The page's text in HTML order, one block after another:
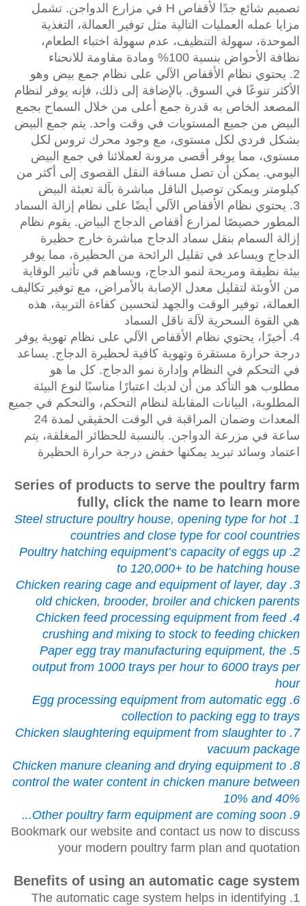
تصميم شائع جدًا لأقفاص H في مزارع الدواجن. تشمل
مزايا عمله العمليات التالية مثل توفير العمالة، التغذية
الموحدة، سهولة التنظيف، عدم سهولة اختباء الطعام،
نظافة الأحواض بنسبة 100% ومادة مقاومة للانحناء
2. يحتوي نظام الأقفاص الآلي على نظام جمع بيض وهو
الأكثر تنوعًا في السوق. بالإضافة إلى ذلك، فإنه يوفر لنظام
المصعد الخاص به قدرة جمع أعلى من خلال السماح بجمع
البيض من جميع المستويات في وقت واحد. يتم جمع البيض
بشكل فردي لكل مستوى، مع وجود محرك تروس لكل
مستوى، مما يوفر أقصى مرونة لعملائنا في جمع البيض
اليومي. يمكن أن تصل مسافة النقل القصوى إلى أكثر من
كيلومتر ويمكن توصيل الناقل مباشرة بآلة تعبئة البيض
3. يحتوي نظام الأقفاص الآلي أيضًا على نظام إزالة السماد
المطور خصيصًا لمزارع أقفاص الدجاج البياض. يقوم نظام
إزالة السمام بنقل سماد الدجاج مباشرة خارج حظيرة
الدجاج ويساعد في تقليل الرائحة من الحظيرة، مما يوفر
بيئة نظيفة ومريحة لنمو الدجاج، ويساهم في تأثير الوقاية
من الأوبئة لتقليل معدل الإصابة بالأمراض، مع توفير تكاليف
العمالة، توفير الوقت والجهد لتحسين كفاءة التربية، هذه
هي القوة السحرية لآلة ناقل السماد
4. أخيرًا، يحتوي نظام الأقفاص الآلي على نظام تهوية يوفر
درجة حرارة مستقرة وتهوية كافية لحظيرة الدجاج. يساعد
في التحكم في النظام وإدارة نمو الدجاج. كل ما هو
مطلوب هو التأكد من أن لديك اعتبارًا مناسبًا لنوع البيئة
المطلوبة، البيانات المقابلة لنظام التحكم، والتحكم في جميع
المعدات وضمان المراقبة في الوقت الحقيقي لمدة 24
ساعة في مزرعة الدواجن. بالنسبة للحظائر المغلقة، يتم
اعتماد وسائد تبريد يمكنها خفض درجة حرارة الحظيرة
Series of products to serve the poultry farm
fully, click the name to learn more
1. Steel structure poultry house, opening type for hot
countries and close type for cool countries
2. Poultry hatching equipment’s capacity of eggs up
to 120,000+ to be hatching house
3. Chicken rearing cage and equipment of layer, day
old chicken, brooder, broiler and chicken parents
4. Chicken feed processing equipment from feed
crushing and mixing to stock to feeding chicken
5. Paper egg tray manufacturing equipment, the
output from 1000 trays per hour to 6000 trays per
hour
6. Egg processing equipment from automatic egg
collection to packing egg to trays
7. Chicken slaughtering equipment from slaughter to
vacuum package
8. Chicken manure cleaning and drying equipment to
control the water content in chicken manure between
10% and 40%
9. Other poultry farm equipment are coming soon...
Bookmark our website and contact us now to discuss
your modern poultry farm plan and quotation
Benefits of using an automatic cage system
1. The automatic cage system helps in identifying